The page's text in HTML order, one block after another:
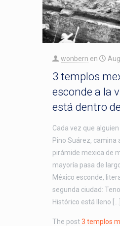
wonbern en
3 templos
esconde a la
está dentro
Cada vez que
Pino Suárez, camina
pirámide mexica de
mayoría pasa de
México esconde,
segunda ciudad:
Histórico está lleno […]
The post3 templos